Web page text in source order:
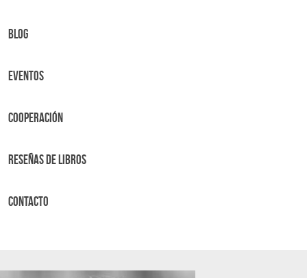
BLOG
Eventos
Cooperación
Reseñas de libros
Contacto